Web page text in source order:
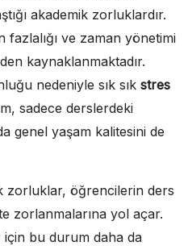
akademik zorluklardır.
ve zaman yönetimi
kaynaklanmaktadır.
nedeniyle sık sık stres
sadece derslerdeki
genel yaşam kalitesini de
zorluklar, öğrencilerin ders
zorlanmalarına yol açar.
için bu durum daha da